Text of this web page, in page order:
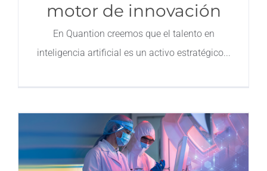
motor de innovación
En Quantion creemos que el talento en
inteligencia artificial es un activo estratégico